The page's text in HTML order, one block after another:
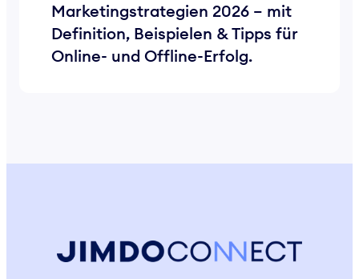
Marketingstrategien 2026 – mit
Definition, Beispielen & Tipps für
Online- und Offline-Erfolg.